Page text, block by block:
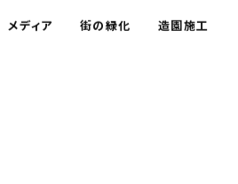
メディア 街の緑化 造園施工